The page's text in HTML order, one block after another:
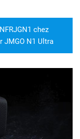
chez
JMGO N1 Ultra